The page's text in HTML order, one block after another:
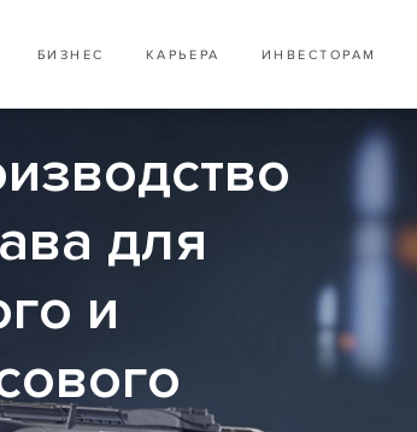
БИЗНЕС КАРЬЕРА ИНВЕСТОРАМ
для
и